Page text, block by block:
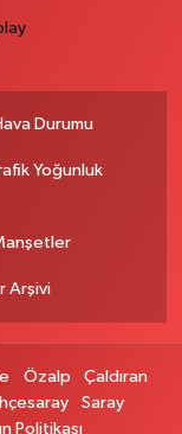
Durumu
Yoğunluk
Arşivi
Özalp
Çaldıran
Saray
Politikası